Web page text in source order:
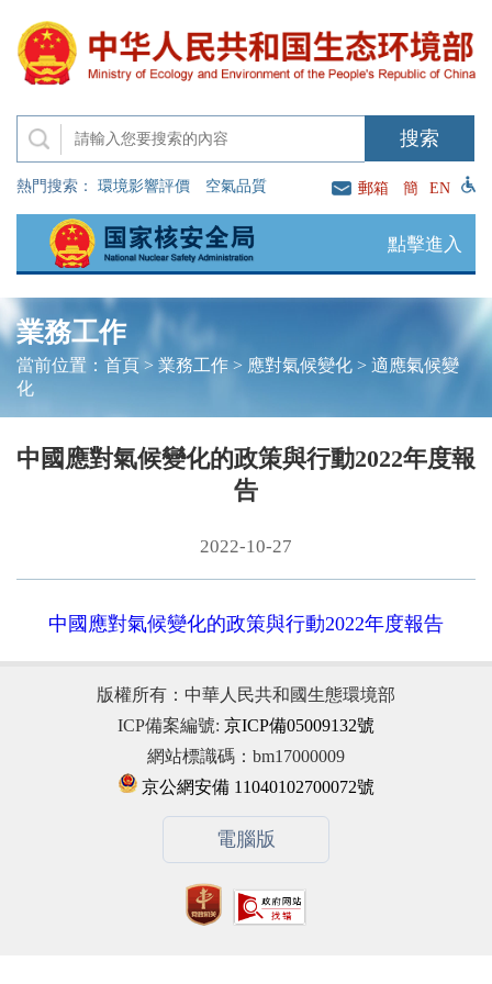
熱門搜索： 環境影響評價 空氣品質 郵箱 簡 EN
點擊進入
業務工作
當前位置： 首頁> 業務工作> 應對氣候變化> 適應氣候變
化
中國應對氣候變化的政策與行動2022年度報
告
2022-10-27
中國應對氣候變化的政策與行動2022年度報告
版權所有：中華人民共和國生態環境部
ICP備案編號: 京ICP備05009132號
網站標識碼：bm17000009
京公網安備 11040102700072號
電腦版